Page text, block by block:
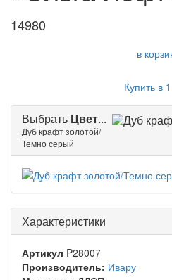
14980
в
Купить в
Выбрать Цвет...
Дуб крафт золотой/
Темно серый
Характеристики
Артикул P28007
Производитель: Ивару